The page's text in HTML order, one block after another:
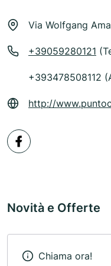
Via Wolfgang
+39059280121
+393478508112
http://
Novità e Offerte
Chiama ora!